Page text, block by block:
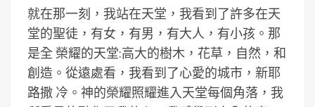
就在那一刻，我站在天堂，我看到了許多在天
堂的聖徒，有女，有男，有大人，有小孩。那
是全 榮耀的天堂:高大的樹木，花草，自然，和
創造。從遠處看，我看到了心愛的城市，新耶
路撒 冷。神的榮耀照耀進入天堂每個角落，我